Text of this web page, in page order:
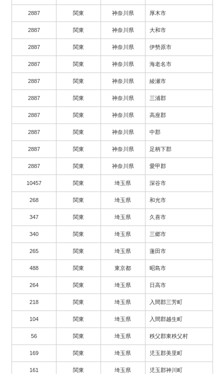
2887 関東 神奈川県 厚木市
2887 関東 神奈川県 大和市
2887 関東 神奈川県 伊勢原市
2887 関東 神奈川県 海老名市
2887 関東 神奈川県 綾瀬市
2887 関東 神奈川県 三浦郡
2887 関東 神奈川県 高座郡
2887 関東 神奈川県 中郡
2887 関東 神奈川県 足柄下郡
2887 関東 神奈川県 愛甲郡
10457 関東 埼玉県 深谷市
268 関東 埼玉県 和光市
347 関東 埼玉県 久喜市
340 関東 埼玉県 三郷市
265 関東 埼玉県 蓮田市
488 関東 東京都 昭島市
264 関東 埼玉県 日高市
218 関東 埼玉県 入間郡三芳町
104 関東 埼玉県 入間郡越生町
56 関東 埼玉県 秩父郡東秩父村
169 関東 埼玉県 児玉郡美里町
161 関東 埼玉県 児玉郡神川町